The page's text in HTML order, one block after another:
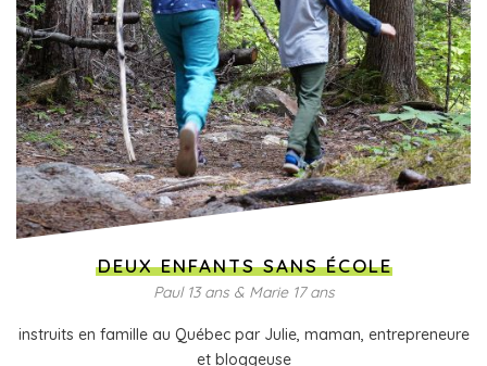
DEUX ENFANTS SANS ÉCOLE
Paul 13 ans & Marie 17 ans
instruits en famille au Québec par Julie, maman, entrepreneure
et bloggeuse